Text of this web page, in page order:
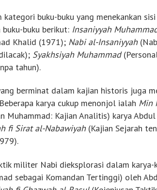
kategori buku-buku yang menekankan
buku-buku berikut: Insaniyyah
Khalid (1971); Nabi al-Insaniyyah
Syakhsiyah Muhammad
tahun).
berminat dalam kajian historis juga
karya cukup menonjol ialah Min
Muhammad: Kajian Analitis) karya
fi Sirat al-Nabawiyah(Kajian Sejarah
militer Nabi dieksplorasi dalam karya-
sebagai Komandan Tertinggi) oleh